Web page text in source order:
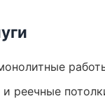
реечные